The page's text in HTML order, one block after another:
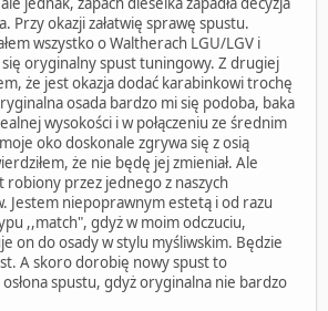
Przy okazji załatwię sprawę spustu.
wszystko o Waltherach LGU/LGV i
się oryginalny spust tuningowy. Z drugiej
że jest okazja dodać karabinkowi trochę
osada bardzo mi się podoba, baka
wysokości i w połączeniu ze średnim
oko doskonale zgrywa się z osią
że nie będę jej zmieniał. Ale
robiony przez jednego z naszych
Jestem niepoprawnym estetą i od razu
,,match", gdyż w moim odczuciu,
on do osady w stylu myśliwskim. Będzie
A skoro dorobię nowy spust to
osłona spustu, gdyż oryginalna nie bardzo